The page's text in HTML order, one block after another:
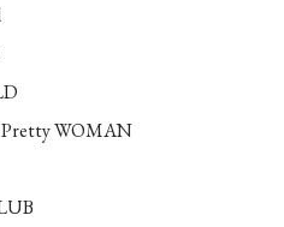
WOMAN